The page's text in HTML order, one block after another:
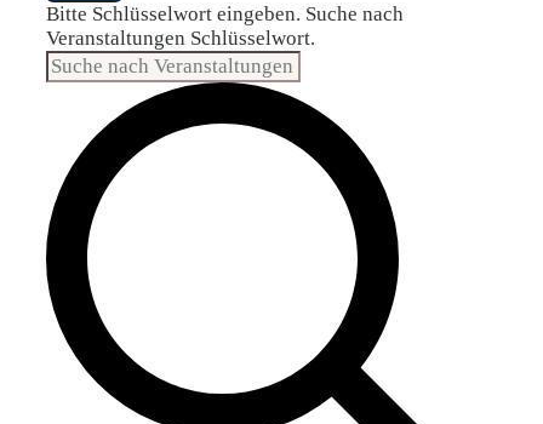
Bitte Schlüsselwort eingeben. Suche nach
Veranstaltungen Schlüsselwort.